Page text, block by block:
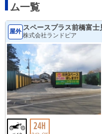
ム一覧
屋外 スペースプラス前橋富士
株式会社ランドピア